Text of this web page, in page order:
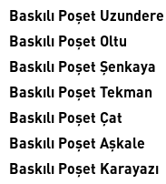
Baskılı Poşet Uzundere
Baskılı Poşet Oltu
Baskılı Poşet Şenkaya
Baskılı Poşet Tekman
Baskılı Poşet Çat
Baskılı Poşet Aşkale
Baskılı Poşet Karayazı